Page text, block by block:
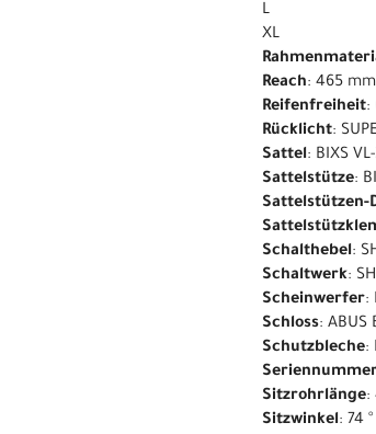
L
XL
Reach: 465 mm
Reifenfreiheit:
Rücklicht:
Sattel: BIXS
Sattelstütze:
Sattelstützen-
Schalthebel:
Schaltwerk:
Scheinwerfer:
Schloss: ABUS
Schutzbleche:
Sitzrohrlänge:
Sitzwinkel: 74 °